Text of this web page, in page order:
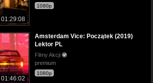
01:29:08
1080p
01:46:02
Amsterdam Vice: Początek (2019)
Lektor PL
Filmy Akcji
premium
1080p